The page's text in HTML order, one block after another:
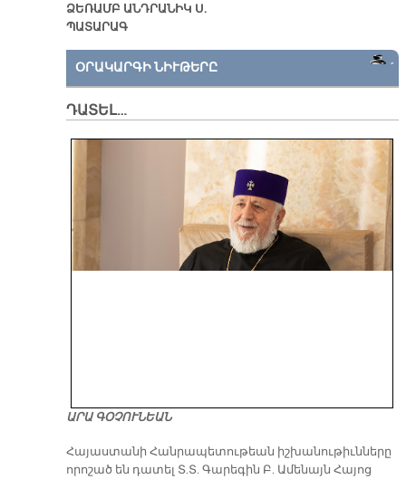
ՁԵՌԱՄԲ ԱՆԴՐԱՆԻԿ Ս.
ՊԱՏԱՐԱԳ
ՕՐԱԿԱՐԳԻ ՆԻՒԹԵՐԸ
ԴԱՏԵԼ…
ԱՐԱ ԳՕՉՈՒՆԵԱՆ
​Հայաստանի Հանրապետութեան իշխանութիւնները
որոշած են դատել Տ.Տ. Գարեգին Բ. Ամենայն Հայոց